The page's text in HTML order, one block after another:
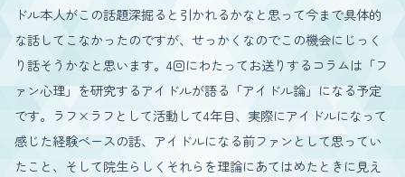
ドル本人がこの話題深掘ると引かれるかなと思って今まで具体的
な話してこなかったのですが、せっかくなのでこの機会にじっく
り話そうかなと思います。4回にわたってお送りするコラムは「フ
ァン心理」を研究するアイドルが語る「アイドル論」になる予定
です。ラフ×ラフとして活動して4年目、実際にアイドルになって
感じた経験ベースの話、アイドルになる前ファンとして思ってい
たこと、そして院生らしくそれらを理論にあてはめたときに見え